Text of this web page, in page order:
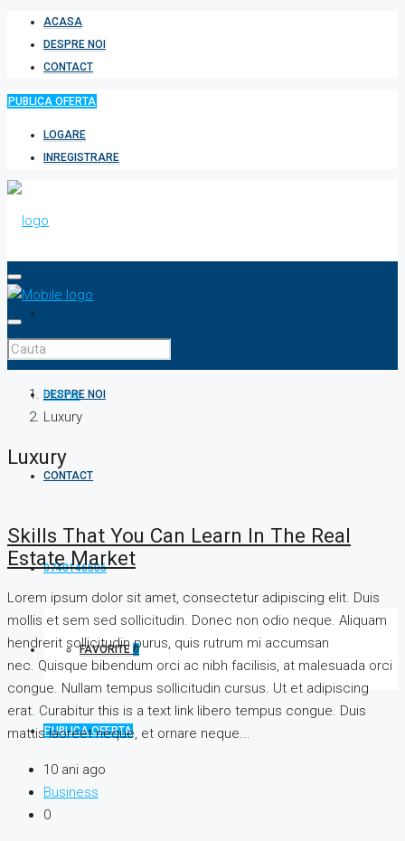
ACASA
DESPRE NOI
CONTACT
PUBLICA OFERTA
LOGARE
INREGISTRARE
DESPRE NOI
CONTACT
0740146506
FAVORITE 0
PUBLICA OFERTA
Home
Luxury
Luxury
Skills That You Can Learn In The Real
Estate Market
Lorem ipsum dolor sit amet, consectetur adipiscing elit. Duis
mollis et sem sed sollicitudin. Donec non odio neque. Aliquam
hendrerit sollicitudin purus, quis rutrum mi accumsan
nec. Quisque bibendum orci ac nibh facilisis, at malesuada orci
congue. Nullam tempus sollicitudin cursus. Ut et adipiscing
erat. Curabitur this is a text link libero tempus congue. Duis
mattis laoreet neque, et ornare neque...
10 ani ago
Business
0